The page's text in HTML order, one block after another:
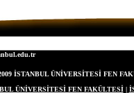
İSTANBUL ÜNİVERSİTESİ FEN
ÜNİVERSİTESİ FEN FAKÜLTESİ|